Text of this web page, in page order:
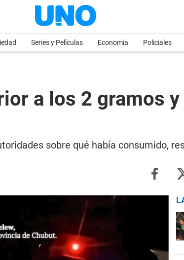
Series y Películas Economia Policiales
a los 2 gramos
sobre qué había consumido,